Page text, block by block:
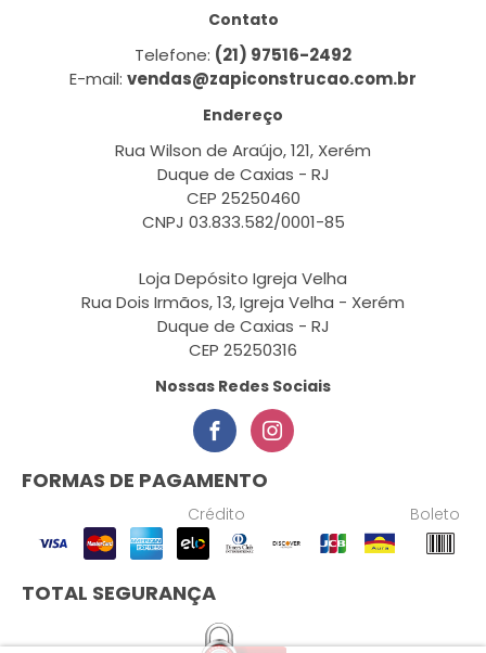
Contato
Telefone: (21) 97516-2492
E-mail: vendas@zapiconstrucao.com.br
Endereço
Rua Wilson de Araújo, 121, Xerém
Duque de Caxias - RJ
CEP 25250460
CNPJ 03.833.582/0001-85
Loja Depósito Igreja Velha
Rua Dois Irmãos, 13, Igreja Velha - Xerém
Duque de Caxias - RJ
CEP 25250316
Nossas Redes Sociais
FORMAS DE PAGAMENTO
Crédito Boleto
TOTAL SEGURANÇA